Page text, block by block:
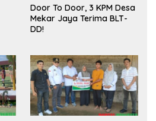
Door To Door, 3 KPM Desa
Mekar Jaya Terima BLT-
DD!